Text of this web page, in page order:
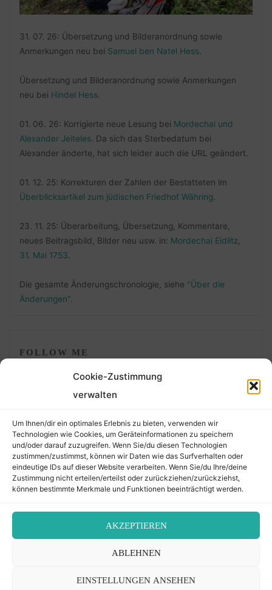
Cookie-Zustimmung
verwalten
Um Ihnen/dir ein optimales Erlebnis zu bieten, verwenden wir
Technologien wie Cookies, um Geräteinformationen zu speichern
und/oder darauf zuzugreifen. Wenn Sie/du diesen Technologien
zustimmen/zustimmst, können wir Daten wie das Surfverhalten oder
eindeutige IDs auf dieser Website verarbeiten. Wenn Sie/du Ihre/deine
Zustimmung nicht erteilen/erteilst oder zurückziehen/zurückziehst,
können bestimmte Merkmale und Funktionen beeinträchtigt werden.
AKZEPTIEREN
ABLEHNEN
EINSTELLUNGEN ANSEHEN
31. 07. 26: Übersetzung und Bilderanordnung sowie
Anmerkungen neu bei Samuel ben Natel Hess
Übersetzung und Bilderanordnung sowie Anmerkungen
neu bei Hindel Hess
01. 06. 26: Korrigierte neue Lesung bei Mordechai und
Alexander Jeiteles . Da sich das Sterbedatum bei
Alexander änderte, hat sich leider auch die URL geändert.
01. 12. 25: Korrekturen der Zahlen der Bestatteten im
Überblicksartikel zum jüdischen Friedhof Währing
23. 11. 25: Überarbeitung, Übersetzung, Kommentare,
neues Beitragsbild, Bilder neu usw. in: Mordechai Eidlitz,
31. Mai 1753
Die gesamte Änderungschronologie, siehe "Über die
Änderungen".
FOLLOW ME
©2026 Der Transkribierer
Kontakt / Impressum
Cookie-Richtlinie (EU)
Back
to